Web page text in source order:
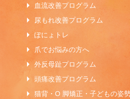
血流改善プログラム
尿もれ改善プログラム
ぽにょトレ
爪でお悩みの方へ
外反母趾プログラム
頭痛改善プログラム
猫背・O 脚矯正・子どもの姿